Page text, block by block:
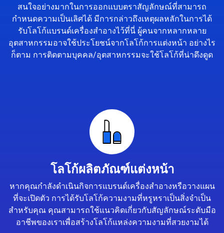
สนใจอย่างมากในการออกแบบตราสัญลักษณ์ที่สามารถ
กำหนดความเป็นเลิศได้ มีการกล่าวถึงเหตุผลหลักในการได้
รับโลโก้แบรนด์เครื่องสำอางไว้ที่นี่ ผู้คนจากหลากหลาย
อุตสาหกรรมอาจใช้ประโยชน์จากโลโก้การแต่งหน้า อย่างไร
ก็ตาม การติดตามบุคคล/อุตสาหกรรมจะใช้โลโก้ที่น่าดึงดูด
โลโก้ผลิตภัณฑ์แต่งหน้า
หากคุณกำลังดำเนินกิจการแบรนด์เครื่องสำอางหรือวางแผน
ที่จะเปิดตัว การได้รับโลโก้ความงามที่หรูหราเป็นสิ่งจำเป็น
สำหรับคุณ คุณสามารถใช้แนวคิดเกี่ยวกับสัญลักษณ์ระดับมือ
อาชีพของเราเพื่อสร้างโลโก้แหล่งความงามที่สวยงามได้